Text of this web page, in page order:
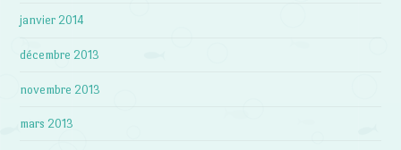
janvier 2014
décembre 2013
novembre 2013
mars 2013